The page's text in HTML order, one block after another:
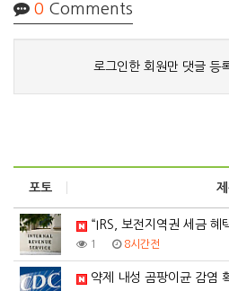
0 Comments
로그인한 회원만 댓글 등
포토
“IRS, 보전지역권 세금
1 8시간전
약제 내성 곰팡이균 감염